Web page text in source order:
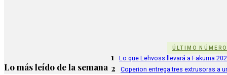
ÚLTIMO NÚMERO
Lo más leído de la semana
1 Lo que Lehvoss llevará a Fakuma
2 Coperion entrega tres extrusoras a